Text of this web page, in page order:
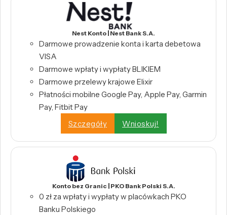
Nest Konto | Nest Bank S.A.
Darmowe prowadzenie konta i karta debetowa
VISA
Darmowe wpłaty i wypłaty BLIKIEM
Darmowe przelewy krajowe Elixir
Płatności mobilne Google Pay, Apple Pay, Garmin
Pay, Fitbit Pay
Szczegóły
Wnioskuj!
Konto bez Granic | PKO Bank Polski S.A.
0 zł za wpłaty i wypłaty w placówkach PKO
Banku Polskiego